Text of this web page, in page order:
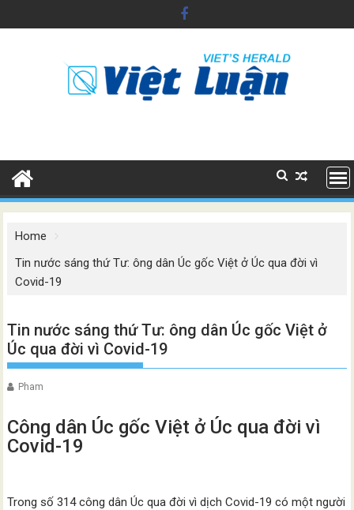
to
Home
Tin nước sáng thứ Tư: ông dân Úc gốc Việt ở Úc qua đời vì
Covid-19
Tin nước sáng thứ Tư: ông dân Úc gốc Việt ở
Úc qua đời vì Covid-19
Pham
Công dân Úc gốc Việt ở Úc qua đời vì
Covid-19
Trong số 314 công dân Úc qua đời vì dịch Covid-19 có một người